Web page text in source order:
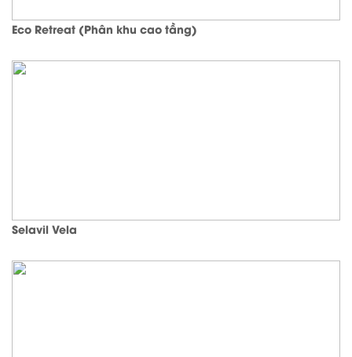
Eco Retreat (Phân khu cao tầng)
Selavil Vela